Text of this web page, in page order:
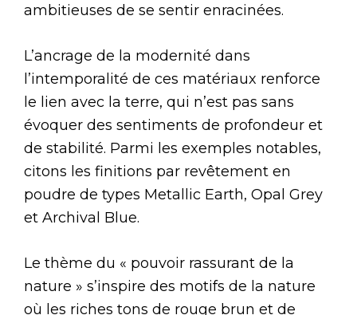
ambitieuses de se sentir enracinées.
L’ancrage de la modernité dans
l’intemporalité de ces matériaux renforce
le lien avec la terre, qui n’est pas sans
évoquer des sentiments de profondeur et
de stabilité. Parmi les exemples notables,
citons les finitions par revêtement en
poudre de types Metallic Earth, Opal Grey
et Archival Blue.
Le thème du « pouvoir rassurant de la
nature » s’inspire des motifs de la nature
où les riches tons de rouge brun et de